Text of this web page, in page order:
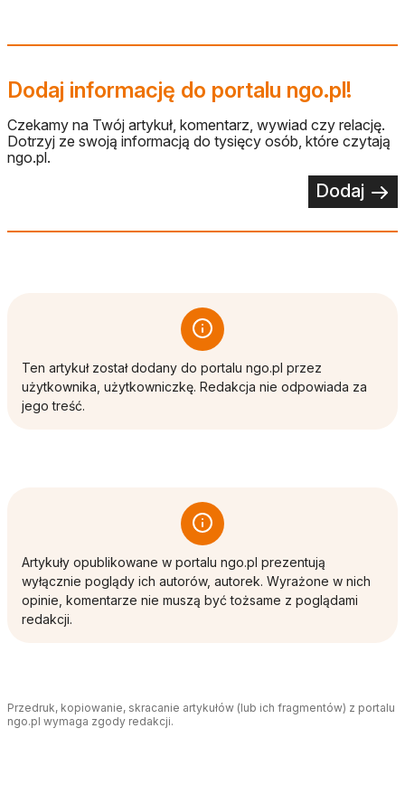
Dodaj informację do portalu ngo.pl!
Czekamy na Twój artykuł, komentarz, wywiad czy relację.
Dotrzyj ze swoją informacją do tysięcy osób, które czytają
ngo.pl.
Dodaj
Ten artykuł został dodany do portalu ngo.pl przez
użytkownika, użytkowniczkę. Redakcja nie odpowiada za
jego treść.
Artykuły opublikowane w portalu ngo.pl prezentują
wyłącznie poglądy ich autorów, autorek. Wyrażone w nich
opinie, komentarze nie muszą być tożsame z poglądami
redakcji.
Przedruk, kopiowanie, skracanie artykułów (lub ich fragmentów) z portalu
ngo.pl wymaga zgody redakcji.